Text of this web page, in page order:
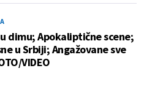
dimu; Apokaliptične scene;
u Srbiji; Angažovane sve
VIDEO